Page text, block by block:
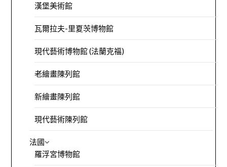
漢堡美術館
瓦爾拉夫-里夏茨博物館
現代藝術博物館 (法蘭克福)
老繪畫陳列館
新繪畫陳列館
現代藝術陳列館
法國
羅浮宮博物館